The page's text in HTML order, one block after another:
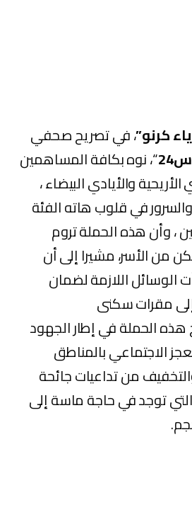
كرنو”، في تصريح صحفي
“، نوه بكافة المساهمين
والأيادي البيضاء ،
في قلوب هاته الفئة
، وأن هذه الحملة تروم
من الأسر، مشيرا إلى أن
الوسائل اللازمة لضمان
مقرات سكنى
هذه الحملة في إطار الجهود
الاجتماعي بالمناطق
من تداعيات جائحة
التي توجد في حاجة ماسة إلى